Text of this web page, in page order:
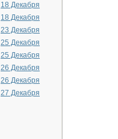
18 Декабря
18 Декабря
23 Декабря
25 Декабря
25 Декабря
26 Декабря
26 Декабря
27 Декабря